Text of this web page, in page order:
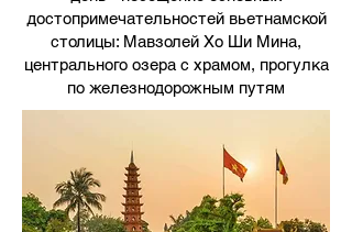
достопримечательностей вьетнамской
столицы: Мавзолей Хо Ши Мина,
центрального озера с храмом, прогулка
по железнодорожным путям